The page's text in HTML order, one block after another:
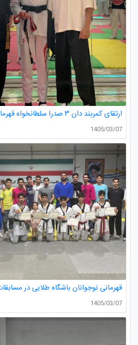
1405/03/07
1405/03/07